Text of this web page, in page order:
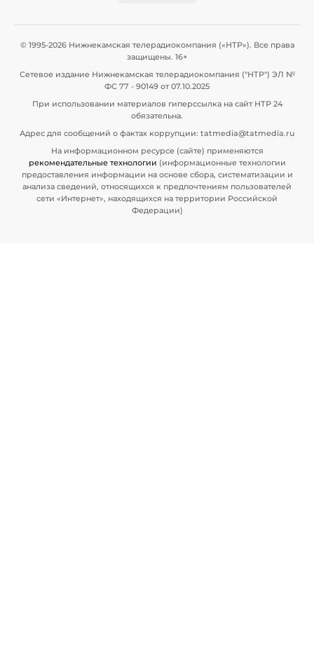
© 1995-2026 Нижнекамская телерадиокомпания («НТР»). Все права
защищены. 16+
Сетевое издание Нижнекамская телерадиокомпания ("НТР") ЭЛ №
ФС 77 - 90149 от 07.10.2025
При использовании материалов гиперссылка на сайт НТР 24
обязательна.
Адрес для сообщений о фактах коррупции: tatmedia@tatmedia.ru
На информационном ресурсе (сайте) применяются
рекомендательные технологии (информационные технологии
предоставления информации на основе сбора, систематизации и
анализа сведений, относящихся к предпочтениям пользователей
сети «Интернет», находящихся на территории Российской
Федерации)